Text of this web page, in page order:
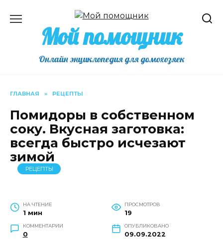
содержаниюМой помощник
Онлайн энциклопедия для домохозяек
ГЛАВНАЯ » РЕЦЕПТЫ
Помидоры в собственном
соку. Вкусная заготовка:
всегда быстро исчезают
зимой
РЕЦЕПТЫ
НА ЧТЕНИЕ
1 мин
ПРОСМОТРОВ
19
КОММЕНТАРИИ
0
ОПУБЛИКОВАНО
09.09.2022